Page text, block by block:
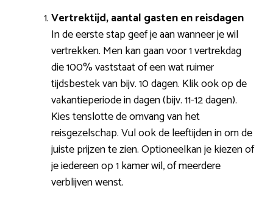
Vertrektijd, aantal gasten en reisdagen
In de eerste stap geef je aan wanneer je wil
vertrekken. Men kan gaan voor 1 vertrekdag
die 100% vaststaat of een wat ruimer
tijdsbestek van bijv. 10 dagen. Klik ook op de
vakantieperiode in dagen (bijv. 11-12 dagen).
Kies tenslotte de omvang van het
reisgezelschap. Vul ook de leeftijden in om de
juiste prijzen te zien. Optioneelkan je kiezen of
je iedereen op 1 kamer wil, of meerdere
verblijven wenst.